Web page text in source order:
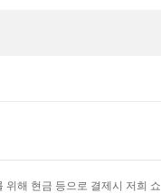
위해 현금 등으로 결제시 저희 쇼